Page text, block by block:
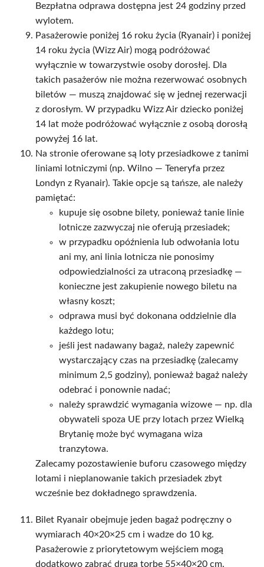
Bezpłatna odprawa dostępna jest 24 godziny przed
wylotem.
Pasażerowie poniżej 16 roku życia (Ryanair) i poniżej
14 roku życia (Wizz Air) mogą podróżować
wyłącznie w towarzystwie osoby dorosłej. Dla
takich pasażerów nie można rezerwować osobnych
biletów — muszą znajdować się w jednej rezerwacji
z dorosłym. W przypadku Wizz Air dziecko poniżej
14 lat może podróżować wyłącznie z osobą dorosłą
powyżej 16 lat.
Na stronie oferowane są loty przesiadkowe z tanimi
liniami lotniczymi (np. Wilno — Teneryfa przez
Londyn z Ryanair). Takie opcje są tańsze, ale należy
pamiętać:
kupuje się osobne bilety, ponieważ tanie linie
lotnicze zazwyczaj nie oferują przesiadek;
w przypadku opóźnienia lub odwołania lotu
ani my, ani linia lotnicza nie ponosimy
odpowiedzialności za utraconą przesiadkę —
konieczne jest zakupienie nowego biletu na
własny koszt;
odprawa musi być dokonana oddzielnie dla
każdego lotu;
jeśli jest nadawany bagaż, należy zapewnić
wystarczający czas na przesiadkę (zalecamy
minimum 2,5 godziny), ponieważ bagaż należy
odebrać i ponownie nadać;
należy sprawdzić wymagania wizowe — np. dla
obywateli spoza UE przy lotach przez Wielką
Brytanię może być wymagana wiza
tranzytowa.
Zalecamy pozostawienie buforu czasowego między
lotami i nieplanowanie takich przesiadek zbyt
wcześnie bez dokładnego sprawdzenia.
Bilet Ryanair obejmuje jeden bagaż podręczny o
wymiarach 40×20×25 cm i wadze do 10 kg.
Pasażerowie z priorytetowym wejściem mogą
dodatkowo zabrać drugą torbę 55×40×20 cm.